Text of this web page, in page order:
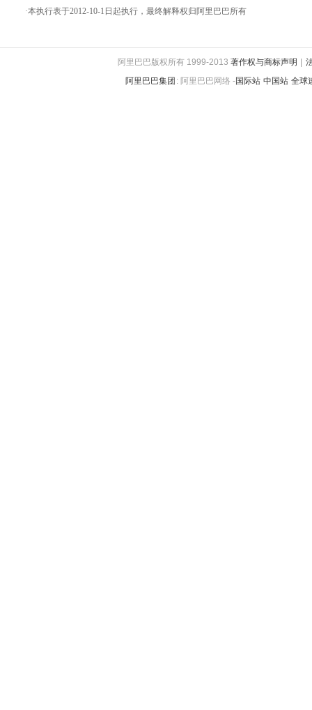
·本执行表于2012-10-1日起执行，最终解释权归阿里巴巴所有
阿里巴巴版权所有 1999-2013 著作权与商标声明
阿里巴巴集团 : 阿里巴巴网络 -国际站 中国站 全球